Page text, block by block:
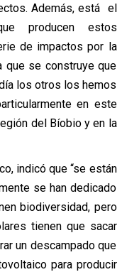
Además, está el
producen estos
de impactos por la
que se construye que
los otros los hemos
en este
del Bíobio y en la
indicó que “se están
se han dedicado
biodiversidad, pero
tienen que sacar
un descampado que
para producir